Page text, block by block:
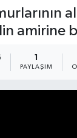
amirine
1
PAYLAŞIM